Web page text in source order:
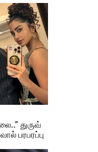
துருவ்
பரபரப்பு